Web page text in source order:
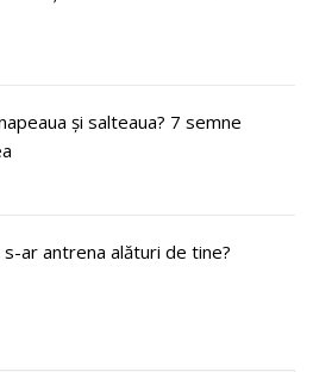
și salteaua? 7 semne
ar antrena alături de tine?